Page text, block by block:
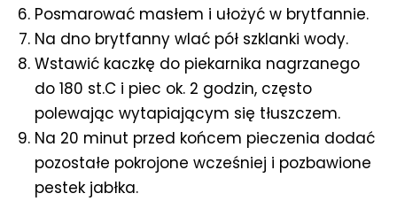
Posmarować masłem i ułożyć w brytfannie.
Na dno brytfanny wlać pół szklanki wody.
Wstawić kaczkę do piekarnika nagrzanego
do 180 st.C i piec ok. 2 godzin, często
polewając wytapiającym się tłuszczem.
Na 20 minut przed końcem pieczenia dodać
pozostałe pokrojone wcześniej i pozbawione
pestek jabłka.